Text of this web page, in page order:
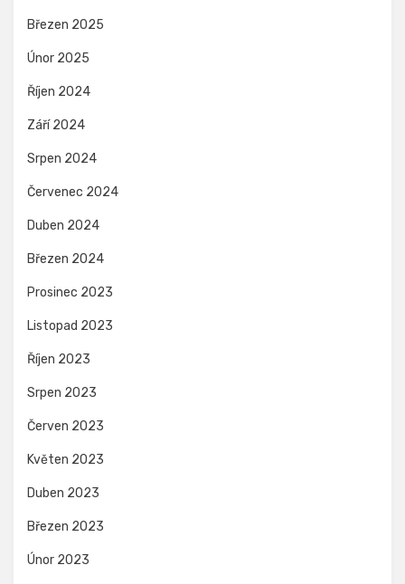
Březen 2025
Únor 2025
Říjen 2024
Září 2024
Srpen 2024
Červenec 2024
Duben 2024
Březen 2024
Prosinec 2023
Listopad 2023
Říjen 2023
Srpen 2023
Červen 2023
Květen 2023
Duben 2023
Březen 2023
Únor 2023